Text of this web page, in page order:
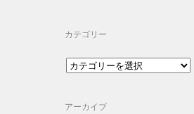
カテゴリー
カ
ーアーカイブ